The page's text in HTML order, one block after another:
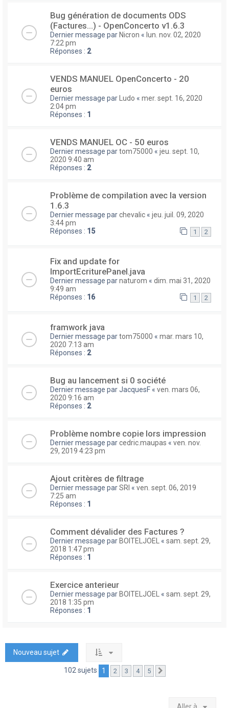
Bug génération de documents ODS
(Factures...) - OpenConcerto v1.6.3
Dernier message parNicron « lun. nov. 02, 2020
7:22 pm
Réponses : 2
VENDS MANUEL OpenConcerto - 20
euros
Dernier message parLudo « mer. sept. 16, 2020
2:04 pm
Réponses : 1
VENDS MANUEL OC - 50 euros
Dernier message partom75000 « jeu. sept. 10,
2020 9:40 am
Réponses : 2
Problème de compilation avec la version
1.6.3
Dernier message parchevalic « jeu. juil. 09, 2020
3:44 pm
Réponses : 15 1 2
Fix and update for
ImportEcriturePanel.java
Dernier message parnaturom « dim. mai 31, 2020
9:49 am
Réponses : 16 1 2
framwork java
Dernier message partom75000 « mar. mars 10,
2020 7:13 am
Réponses : 2
Bug au lancement si 0 société
Dernier message parJacquesF « ven. mars 06,
2020 9:16 am
Réponses : 2
Problème nombre copie lors impression
Dernier message parcedric.maupas « ven. nov.
29, 2019 4:23 pm
Ajout critères de filtrage
Dernier message parSRI « ven. sept. 06, 2019
7:25 am
Réponses : 1
Comment dévalider des Factures ?
Dernier message par BOITELJOEL « sam. sept. 29,
2018 1:47 pm
Réponses : 1
Exercice anterieur
Dernier message par BOITELJOEL « sam. sept. 29,
2018 1:35 pm
Réponses : 1
Nouveau sujet
102 sujets 1 2 3 4 5